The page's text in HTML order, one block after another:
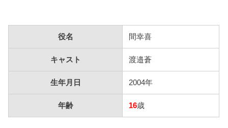
役名 間幸喜
キャスト 渡邉蒼
生年月日 2004年
年齢 16歳